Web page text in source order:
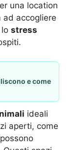
una location
ad accogliere
stress
e come
ideali
aperti, come